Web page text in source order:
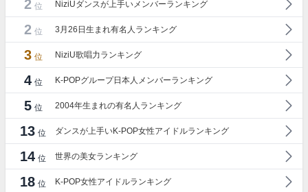
2 位 NiziUダンスが上手いメンバーランキング
2 位 3月26日生まれ有名人ランキング
3 位 NiziU歌唱力ランキング
4 位 K-POPグループ日本人メンバーランキング
5 位 2004年生まれの有名人ランキング
13 位 ダンスが上手いK-POP女性アイドルランキング
14 位 世界の美女ランキング
18 位 K-POP女性アイドルランキング